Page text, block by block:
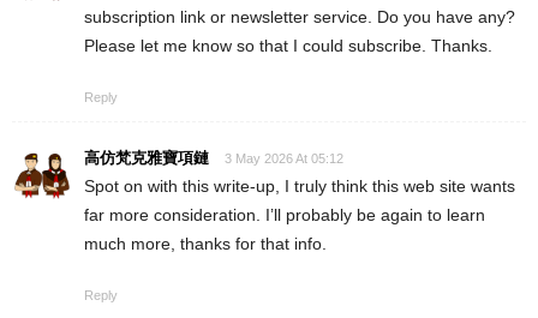
subscription link or newsletter service. Do you have any?
Please let me know so that I could subscribe. Thanks.
Reply
高仿梵克雅寶項鏈 3 May 2026 At 05:12
Spot on with this write-up, I truly think this web site wants
far more consideration. I’ll probably be again to learn
much more, thanks for that info.
Reply